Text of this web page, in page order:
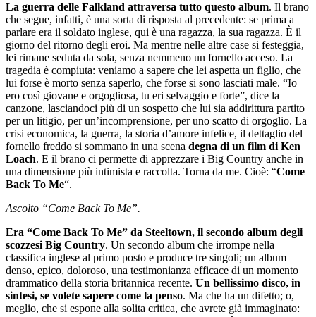
La guerra delle Falkland attraversa tutto questo album. Il brano
che segue, infatti, è una sorta di risposta al precedente: se prima a
parlare era il soldato inglese, qui è una ragazza, la sua ragazza. È il
giorno del ritorno degli eroi. Ma mentre nelle altre case si festeggia,
lei rimane seduta da sola, senza nemmeno un fornello acceso. La
tragedia è compiuta: veniamo a sapere che lei aspetta un figlio, che
lui forse è morto senza saperlo, che forse si sono lasciati male. “Io
ero così giovane e orgogliosa, tu eri selvaggio e forte”, dice la
canzone, lasciandoci più di un sospetto che lui sia addirittura partito
per un litigio, per un’incomprensione, per uno scatto di orgoglio. La
crisi economica, la guerra, la storia d’amore infelice, il dettaglio del
fornello freddo si sommano in una scena degna di un film di Ken
Loach. E il brano ci permette di apprezzare i Big Country anche in
una dimensione più intimista e raccolta. Torna da me. Cioè: “Come
Back To Me“.
Ascolto “Come Back To Me”.
Era “Come Back To Me” da Steeltown, il secondo album degli
scozzesi Big Country. Un secondo album che irrompe nella
classifica inglese al primo posto e produce tre singoli; un album
denso, epico, doloroso, una testimonianza efficace di un momento
drammatico della storia britannica recente. Un bellissimo disco, in
sintesi, se volete sapere come la penso. Ma che ha un difetto; o,
meglio, che si espone alla solita critica, che avrete già immaginato: